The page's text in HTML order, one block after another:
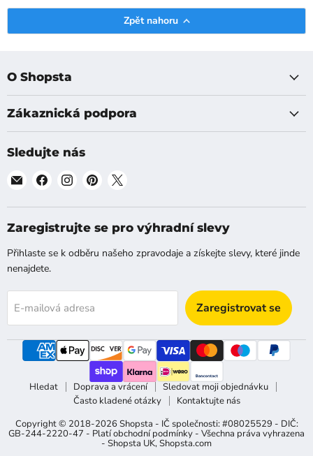
Zpět nahoru
O Shopsta
Zákaznická podpora
Sledujte nás
Najděte
na
[email]
Najděte
na
Facebook
Najděte
na
Instagram
Najděte
na
Pinterest
na
X
Zaregistrujte se pro výhradní slevy
Přihlaste se k odběru našeho zpravodaje a získejte slevy, které jinde
nenajdete.
E-mailová adresa Zaregistrovat se
Hledat Doprava a vrácení
Sledovat moji objednávku
Často kladené otázky
Kontaktujte nás
Copyright © 2018-2026 Shopsta - IČ společnosti: #08025529 - DIČ:
GB-244-2220-47 - Platí obchodní podmínky - Všechna práva vyhrazena
- Shopsta UK,Shopsta.com